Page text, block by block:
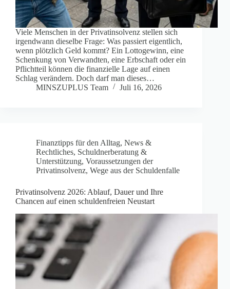
Viele Menschen in der Privatinsolvenz stellen sich
irgendwann dieselbe Frage: Was passiert eigentlich,
wenn plötzlich Geld kommt? Ein Lottogewinn, eine
Schenkung von Verwandten, eine Erbschaft oder ein
Pflichtteil können die finanzielle Lage auf einen
Schlag verändern. Doch darf man dieses…
MINSZUPLUS Team
Juli 16, 2026
Finanztipps für den Alltag, News &
Rechtliches, Schuldnerberatung &
Unterstützung, Voraussetzungen der
Privatinsolvenz, Wege aus der Schuldenfalle
Privatinsolvenz 2026: Ablauf, Dauer und Ihre
Chancen auf einen schuldenfreien Neustart